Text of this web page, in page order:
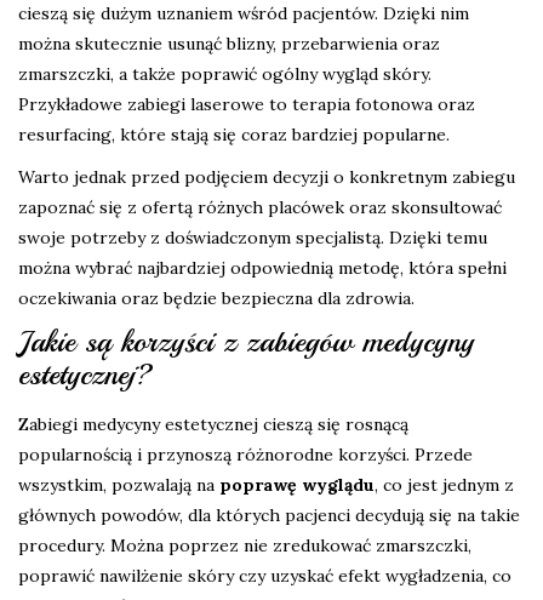
cieszą się dużym uznaniem wśród pacjentów. Dzięki nim
można skutecznie usunąć blizny, przebarwienia oraz
zmarszczki, a także poprawić ogólny wygląd skóry.
Przykładowe zabiegi laserowe to terapia fotonowa oraz
resurfacing, które stają się coraz bardziej popularne.
Warto jednak przed podjęciem decyzji o konkretnym zabiegu
zapoznać się z ofertą różnych placówek oraz skonsultować
swoje potrzeby z doświadczonym specjalistą. Dzięki temu
można wybrać najbardziej odpowiednią metodę, która spełni
oczekiwania oraz będzie bezpieczna dla zdrowia.
Jakie są korzyści z zabiegów medycyny
estetycznej?
Zabiegi medycyny estetycznej cieszą się rosnącą
popularnością i przynoszą różnorodne korzyści. Przede
wszystkim, pozwalają na poprawę wyglądu, co jest jednym z
głównych powodów, dla których pacjenci decydują się na takie
procedury. Można poprzez nie zredukować zmarszczki,
poprawić nawilżenie skóry czy uzyskać efekt wygładzenia, co